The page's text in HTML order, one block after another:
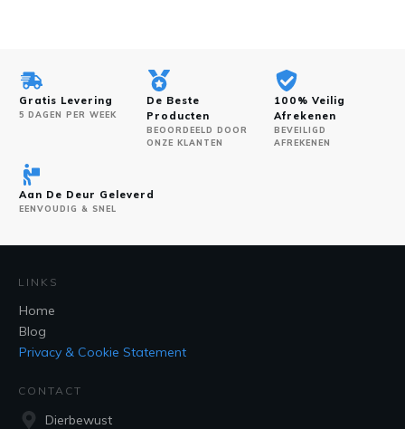
Gratis Levering
5 DAGEN PER WEEK
De Beste
Producten
BEOORDEELD DOOR
ONZE KLANTEN
100% Veilig
Afrekenen
BEVEILIGD
AFREKENEN
Aan De Deur Geleverd
EENVOUDIG & SNEL
LINKS
Home
Blog
Privacy & Cookie Statement
CONTACT
Dierbewust